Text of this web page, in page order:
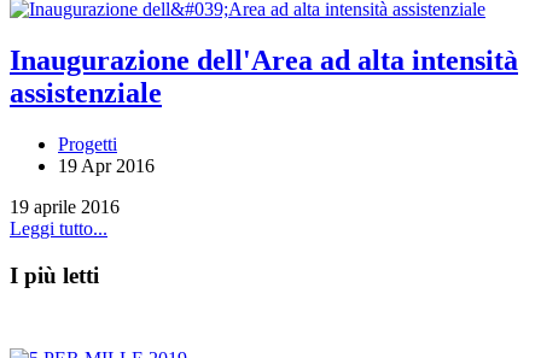
Inaugurazione dell'Area ad alta intensità
assistenziale
Progetti
19 Apr 2016
19 aprile 2016
Leggi tutto...
I più letti